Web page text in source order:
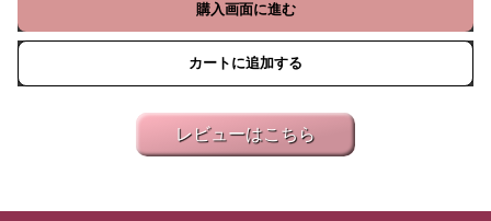
購入画面に進む
カートに追加する
レビューはこちら